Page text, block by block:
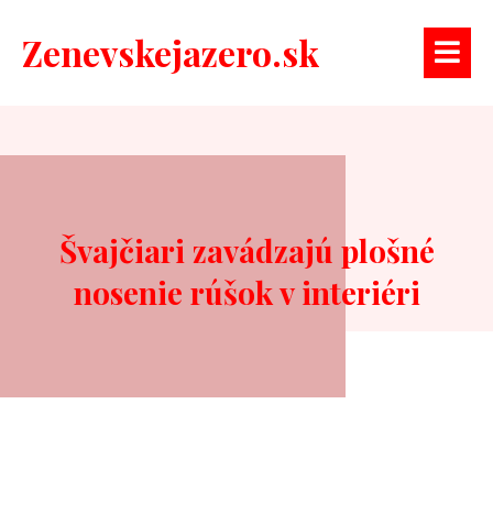
Zenevskejazero.sk
Švajčiari zavádzajú plošné
nosenie rúšok v interiéri